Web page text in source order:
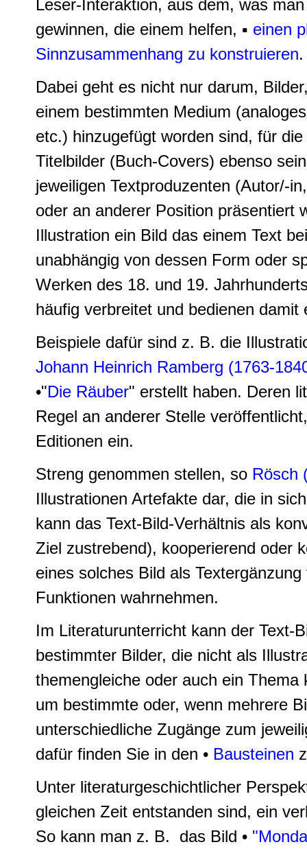
Leser-Interaktion, aus dem, was
gewinnen, die einem helfen, ▪ einen
Sinnzusammenhang zu konstruieren.
Dabei geht es nicht nur darum,
einem bestimmten Medium
etc.) hinzugefügt worden sind, für
Titelbilder (Buch-Covers) ebenso
jeweiligen Textproduzenten (Autor/-
oder an anderer Position präsentiert
Illustration ein Bild das einem Text
unabhängig von dessen Form oder
Werken des 18. und 19.
häufig verbreitet und bedienen
Beispiele dafür sind z. B. die
Johann Heinrich Ramberg (1763-
•"Die Räuber" erstellt haben. Deren
Regel an anderer Stelle
Editionen ein.
Streng genommen stellen, so Rösch
Illustrationen Artefakte dar, die in
kann das Text-Bild-Verhältnis als
Ziel zustrebend), kooperierend oder
eines solches Bild als
Funktionen wahrnehmen.
Im Literaturunterricht kann der Text-
bestimmter Bilder, die nicht als
themengleiche oder auch ein
um bestimmte oder, wenn mehrere
unterschiedliche Zugänge zum
dafür finden Sie in den • Bausteinen
Unter literaturgeschichtlicher
gleichen Zeit entstanden sind, ein
So kann man z. B. das Bild •